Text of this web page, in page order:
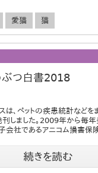
愛猫 猫
ぶつ白書2018
は、ペットの疾患統計などを
しました。2009年から毎年
会社であるアニコム損害保
続きを読む